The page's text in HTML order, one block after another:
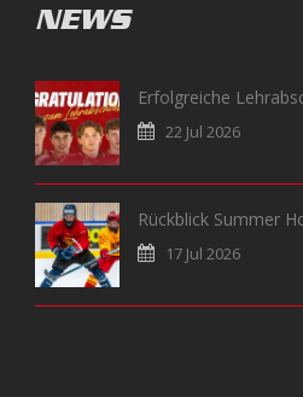
NEWS
Erfolgreiche
22 Jul 2026
Rückblick Summer
17 Jul 2026